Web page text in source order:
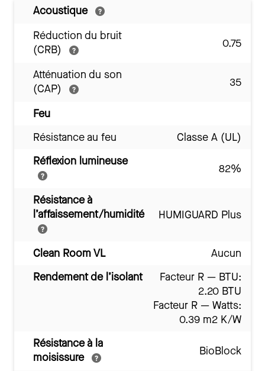
Acoustique
Réduction du bruit
(CRB)
0.75
Atténuation du son
(CAP)
35
Feu
Résistance au feu
Classe A (UL)
Réflexion lumineuse
82%
Résistance à
l’affaissement/humidité
HUMIGUARD Plus
Clean Room VL
Aucun
Rendement de l’isolant
Facteur R — BTU:
2.20 BTU
Facteur R — Watts:
0.39 m2 K/W
Résistance à la
moisissure
BioBlock